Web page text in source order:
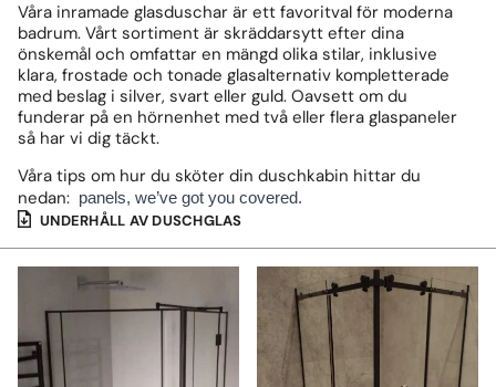
Våra inramade glasduschar är ett favoritval för moderna
badrum. Vårt sortiment är skräddarsytt efter dina
önskemål och omfattar en mängd olika stilar, inklusive
klara, frostade och tonade glasalternativ kompletterade
med beslag i silver, svart eller guld. Oavsett om du
funderar på en hörnenhet med två eller flera glaspaneler
så har vi dig täckt.
Våra tips om hur du sköter din duschkabin hittar du
nedan: panels, we’ve got you covered.
UNDERHÅLL AV DUSCHGLAS